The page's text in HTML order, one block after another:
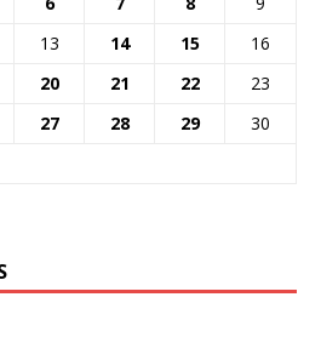
13 14 15
16
20 21 22
23
27 28 29
30